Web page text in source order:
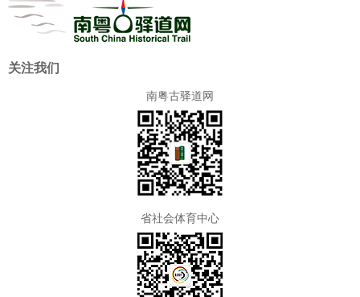
关注我们
南粤古驿道网
省社会体育中心